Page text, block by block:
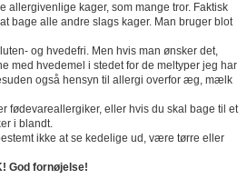
allergivenlige kager, som mange tror. Faktisk
bage alle andre slags kager. Man bruger blot
og hvedefri. Men hvis man ønsker det,
med hvedemel i stedet for de meltyper jeg har
også hensyn til allergi overfor æg, mælk
fødevareallergiker, eller hvis du skal bage til et
i blandt.
ikke at se kedelige ud, være tørre eller
God fornøjelse!